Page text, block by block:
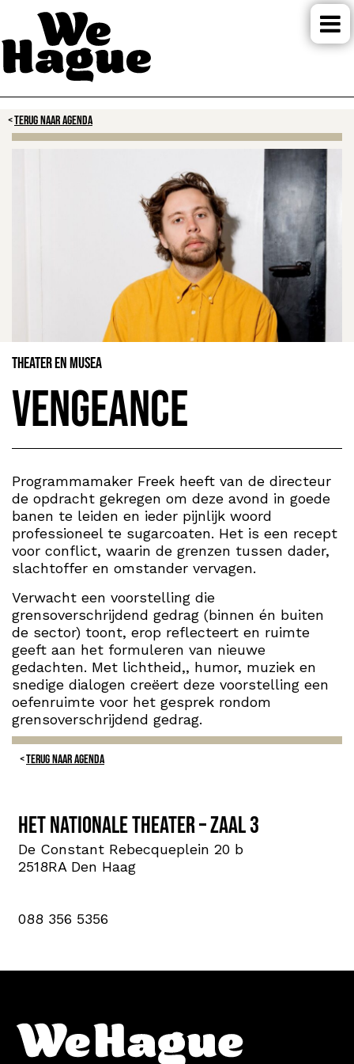
TERUG NAAR AGENDA
Theater en Musea
Vengeance
Programmamaker Freek heeft van de directeur
de opdracht gekregen om deze avond in goede
banen te leiden en ieder pijnlijk woord
professioneel te sugarcoaten. Het is een recept
voor conflict, waarin de grenzen tussen dader,
slachtoffer en omstander vervagen.
Verwacht een voorstelling die
grensoverschrijdend gedrag (binnen én buiten
de sector) toont, erop reflecteert en ruimte
geeft aan het formuleren van nieuwe
gedachten. Met lichtheid,, humor, muziek en
snedige dialogen creëert deze voorstelling een
oefenruimte voor het gesprek rondom
grensoverschrijdend gedrag.
TERUG NAAR AGENDA
Het Nationale Theater – Zaal 3
De Constant Rebecqueplein 20 b
2518RA Den Haag
088 356 5356